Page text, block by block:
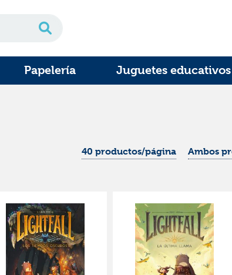
Papelería Juguetes educativos
40 productos/página Ambos